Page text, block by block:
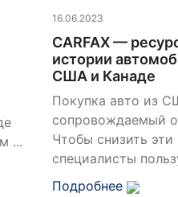
...
16.06.2023
CARFAX —
истории
США и Канаде
Покупка авто из
сопровождаемый
Чтобы снизить
специалисты
Подробнее